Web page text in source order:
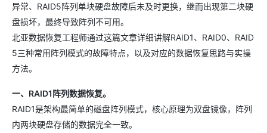
异常、RAID5阵列单块硬盘故障后未及时更换，继而出现第二块硬
盘损坏，最终导致阵列不可用。
北亚数据恢复工程师通过这篇文章详细讲解RAID1、RAID0、RAID
5三种常用阵列模式的故障特点，以及对应的数据恢复思路与实操
方法。
一、RAID1阵列数据恢复。
RAID1是架构最简单的磁盘阵列模式，核心原理为双盘镜像，阵列
内两块硬盘存储的数据完全一致。